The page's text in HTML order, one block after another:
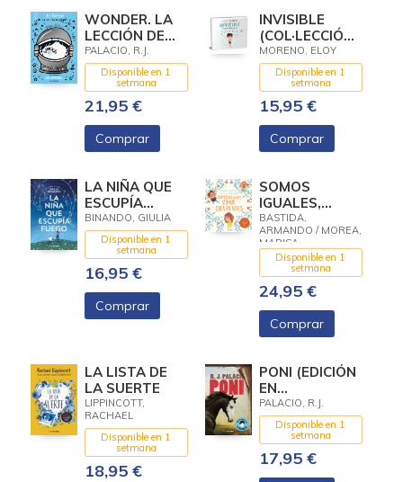
WONDER. LA
LECCIÓN DE
AUGUST
(EDICIÓN
ILUSTRADA
CON
CAPÍTULOS
EXT
PALACIO, R.J.
Disponible en 1
setmana
21,95 €
Comprar
INVISIBLE
(COL·LECCIÓ
CONTES PER A
CONTAR
ENTRE DOS)
MORENO, ELOY
Disponible en 1
setmana
15,95 €
Comprar
LA NIÑA QUE
ESCUPÍA
FUEGO
BINANDO, GIULIA
Disponible en 1
setmana
16,95 €
Comprar
SOMOS
IGUALES,
SOMOS
DIFERENTES
BASTIDA,
ARMANDO / MOREA,
MARISA
Disponible en 1
setmana
24,95 €
Comprar
LA LISTA DE
LA SUERTE
LIPPINCOTT,
RACHAEL
Disponible en 1
setmana
18,95 €
PONI (EDICIÓN
EN
CASTELLANO)
PALACIO, R.J.
Disponible en 1
setmana
17,95 €